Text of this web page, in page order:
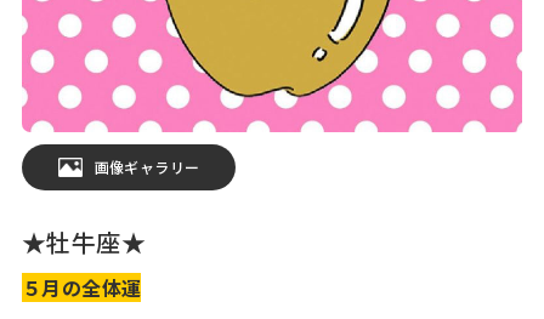
画像ギャラリー
★牡牛座★
５月の全体運